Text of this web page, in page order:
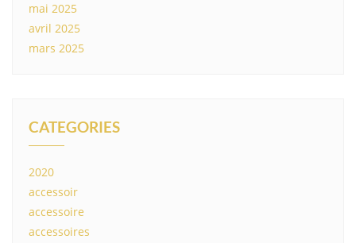
mai 2025
avril 2025
mars 2025
CATEGORIES
2020
accessoir
accessoire
accessoires